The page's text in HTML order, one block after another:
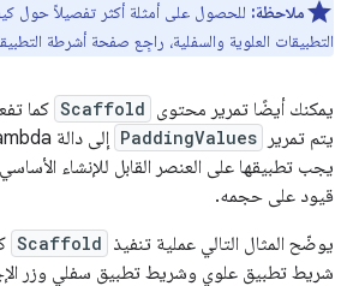
ملاحظة: للحصول على أمثلة أكثر تفصيلاً حول
التطبيقات العلوية والسفلية، راجِع صفحة أشرطة
يمكنك أيضًا تمرير محتوى Scaffold كما
يتم تمرير
PaddingValues إلى دالة lambda
يجب تطبيقها على العنصر القابل للإنشاء
قيود على حجمه.
يوضّح المثال التالي عملية تنفيذ Scaffold
شريط تطبيق علوي وشريط تطبيق سفلي وزر